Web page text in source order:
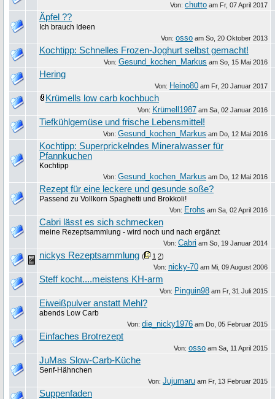
Von: chutto am Fr, 07 April 2017
Äpfel ??
Ich brauch Ideen
Von: osso am So, 20 Oktober 2013
Kochtipp: Schnelles Frozen-Joghurt selbst gemacht!
Von: Gesund_kochen_Markus am So, 15 Mai 2016
Hering
Von: Heino80 am Fr, 20 Januar 2017
Krümells low carb kochbuch
Von: Krümell1987 am Sa, 02 Januar 2016
Tiefkühlgemüse und frische Lebensmittel!
Von: Gesund_kochen_Markus am Do, 12 Mai 2016
Kochtipp: Superprickelndes Mineralwasser für
Pfannkuchen
Kochtipp
Von: Gesund_kochen_Markus am Do, 12 Mai 2016
Rezept für eine leckere und gesunde soße?
Passend zu Vollkorn Spaghetti und Brokkoli!
Von: Erohs am Sa, 02 April 2016
Cabri lässt es sich schmecken
meine Rezeptsammlung - wird noch und nach ergänzt
Von: Cabri am So, 19 Januar 2014
nickys Rezeptsammlung ( 1 2)
Von: nicky-70 am Mi, 09 August 2006
Steff kocht....meistens KH-arm
Von: Pinguin98 am Fr, 31 Juli 2015
Eiweißpulver anstatt Mehl?
abends Low Carb
Von: die_nicky1976 am Do, 05 Februar 2015
Einfaches Brotrezept
Von: osso am Sa, 11 April 2015
JuMas Slow-Carb-Küche
Senf-Hähnchen
Von: Jujumaru am Fr, 13 Februar 2015
Suppenfaden